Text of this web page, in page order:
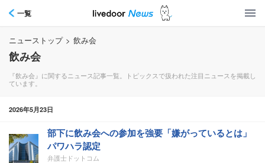
一覧
ニューストップ > 飲み会
飲み会
『飲み会』に関するニュース記事一覧。トピックスで扱われた注目ニュースを掲載し
ています。
2026年5月23日
部下に飲み会への参加を強要「嫌がっているとは」
パワハラ認定
弁護士ドットコム